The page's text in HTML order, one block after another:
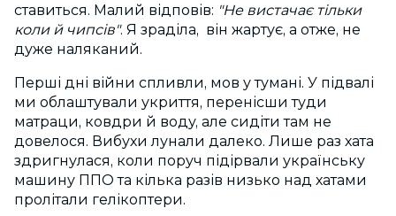
ставиться. Малий відповів: "Не вистачає тільки
коли й чипсів". Я зраділа, він жартує, а отже, не
дуже наляканий.
Перші дні війни спливли, мов у тумані. У підвалі
ми облаштували укриття, перенісши туди
матраци, ковдри й воду, але сидіти там не
довелося. Вибухи лунали далеко. Лише раз хата
здригнулася, коли поруч підірвали українську
машину ППО та кілька разів низько над хатами
пролітали гелікоптери.